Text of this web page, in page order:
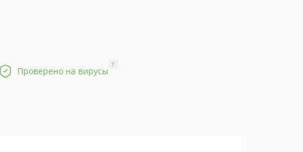
Проверено на вирусы
?